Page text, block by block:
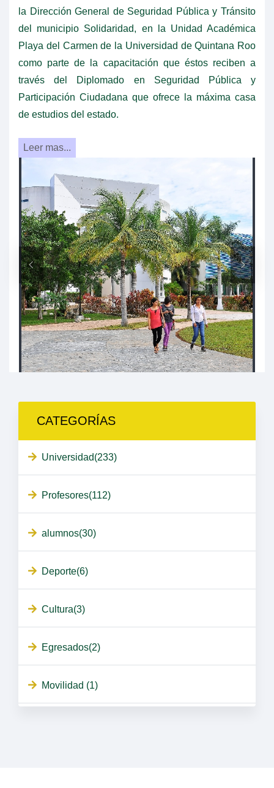
la Dirección General de Seguridad Pública y Tránsito
del municipio Solidaridad, en la Unidad Académica
Playa del Carmen de la Universidad de Quintana Roo
como parte de la capacitación que éstos reciben a
través del Diplomado en Seguridad Pública y
Participación Ciudadana que ofrece la máxima casa
de estudios del estado.
Leer mas...
CATEGORÍAS
Universidad(233)
Profesores(112)
alumnos(30)
Deporte(6)
Cultura(3)
Egresados(2)
Movilidad (1)